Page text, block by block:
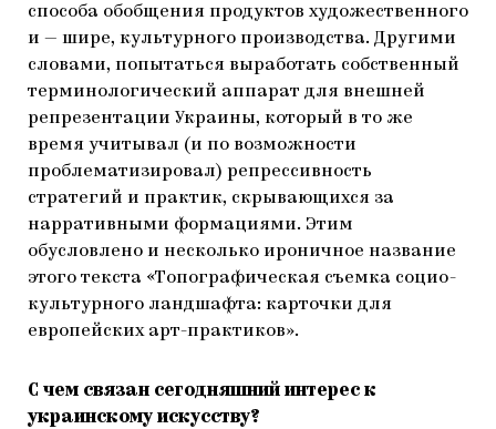
способа обобщения продуктов художественного
и — шире, культурного производства. Другими
словами, попытаться выработать собственный
терминологический аппарат для внешней
репрезентации Украины, который в то же
время учитывал (и по возможности
проблематизировал) репрессивность
стратегий и практик, скрывающихся за
нарративными формациями. Этим
обусловлено и несколько ироничное название
этого текста «Топографическая съемка социо-
культурного ландшафта: карточки для
европейских арт-практиков».
С чем связан сегодняшний интерес к
украинскому искусству?